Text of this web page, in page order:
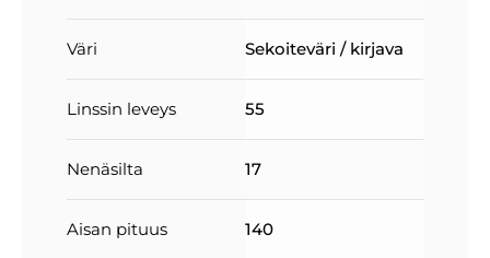
Väri Sekoiteväri / kirjava
Linssin leveys 55
Nenäsilta 17
Aisan pituus 140